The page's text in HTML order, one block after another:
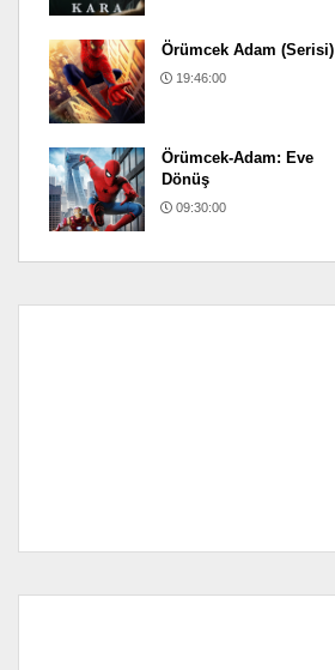
Örümcek Adam (Serisi)
19:46:00
Örümcek-Adam: Eve
Dönüş
09:30:00